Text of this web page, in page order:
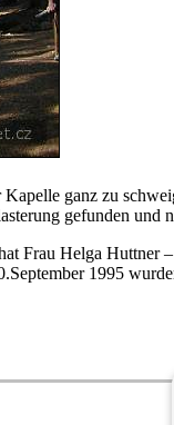
ganz zu
gefunden und
Frau Helga Huttner
1995